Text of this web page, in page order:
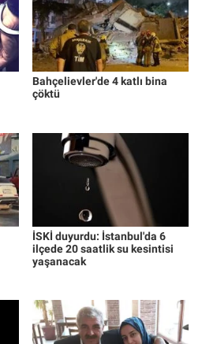
Bahçelievler'de 4 katlı bina
çöktü
İSKİ duyurdu: İstanbul'da 6
ilçede 20 saatlik su kesintisi
yaşanacak